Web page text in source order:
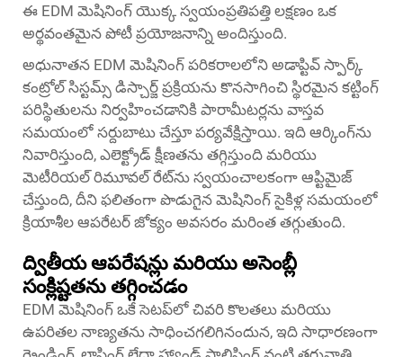
ఈ EDM మెషినింగ్ యొక్క స్వయంప్రతిపత్తి లక్షణం ఒక
అర్థవంతమైన పోటీ ప్రయోజనాన్ని అందిస్తుంది.
అధునాతన EDM మెషినింగ్ పరికరాలలోని అడాప్టివ్ స్పార్క్
కంట్రోల్ సిస్టమ్స్ డిస్చార్జ్ ప్రక్రియను కొనసాగించి స్థిరమైన కట్టింగ్
పరిస్థితులను నిర్వహించడానికి పారామీటర్లను వాస్తవ
సమయంలో సర్దుబాటు చేస్తూ పర్యవేక్షిస్తాయి. ఇది ఆర్కింగ్‌ను
నివారిస్తుంది, ఎలెక్ట్రోడ్ క్షీణతను తగ్గిస్తుంది మరియు
మెటీరియల్ రిమూవల్ రేట్‌ను స్వయంచాలకంగా ఆప్టిమైజ్
చేస్తుంది, దీని ఫలితంగా పొడుగైన మెషినింగ్ సైకిళ్ల సమయంలో
క్రియాశీల ఆపరేటర్ జోక్యం అవసరం మరింత తగ్గుతుంది.
ద్వితీయ ఆపరేషన్లు మరియు అసెంబ్లీ
సంక్లిష్టతను తగ్గించడం
EDM మెషినింగ్ ఒకే సెటప్‌లో చివరి కొలతలు మరియు
ఉపరితల నాణ్యతను సాధించగలిగినందున, ఇది సాధారణంగా